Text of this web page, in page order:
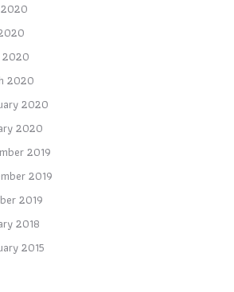
2020
2020
2020
2019
2019
2019
2018
2015